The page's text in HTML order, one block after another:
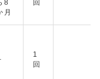
8
月
回
1
回